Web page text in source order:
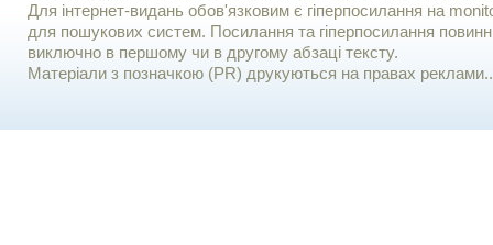
Для iнтернет-видань обов'язковим є гiперпосилання на
для пошукових систем. Посилання та гіперпосилання
виключно в першому чи в другому абзаці тексту.
Матеріали з позначкою (PR) друкуються на правах реклами..